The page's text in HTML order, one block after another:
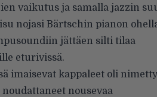
vaikutus ja samalla jazzin
nojasi Bärtschin pianon
jättäen silti tilaa
eturivissä.
imaisevat kappaleet oli nimetty
nousevaa